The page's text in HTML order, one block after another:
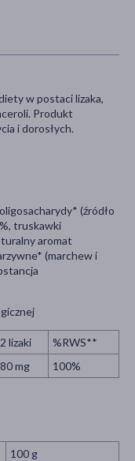
w postaci lizaka,
Produkt
i dorosłych.
(źródło
truskawki
aromat
(marchew i
2 lizaki
%RWS**
80 mg 100%
100 g